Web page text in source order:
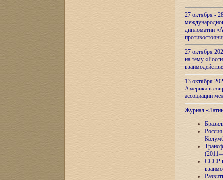
27 октября -
дипломатии
27 октября
на тему
13 октября
Америка в
ассоциации
Журнал
СССР и